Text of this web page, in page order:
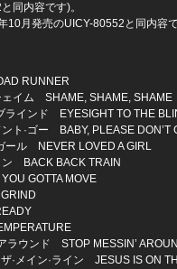
同内容です)。
10月発売のUICY-80552と同内容で
RUNNER
ェイム SHAME, SHAME, SHAME
ラインド EYESIGHT TO THE
ト·ゴー BABY, PLEASE DON’T
ール NEVER LOVED A GIRL
ン BACK BACK TRAIN
GOTTA MOVE
ラウンド STOP MESSIN’
ザ·メイン·ライン JESUS IS ON